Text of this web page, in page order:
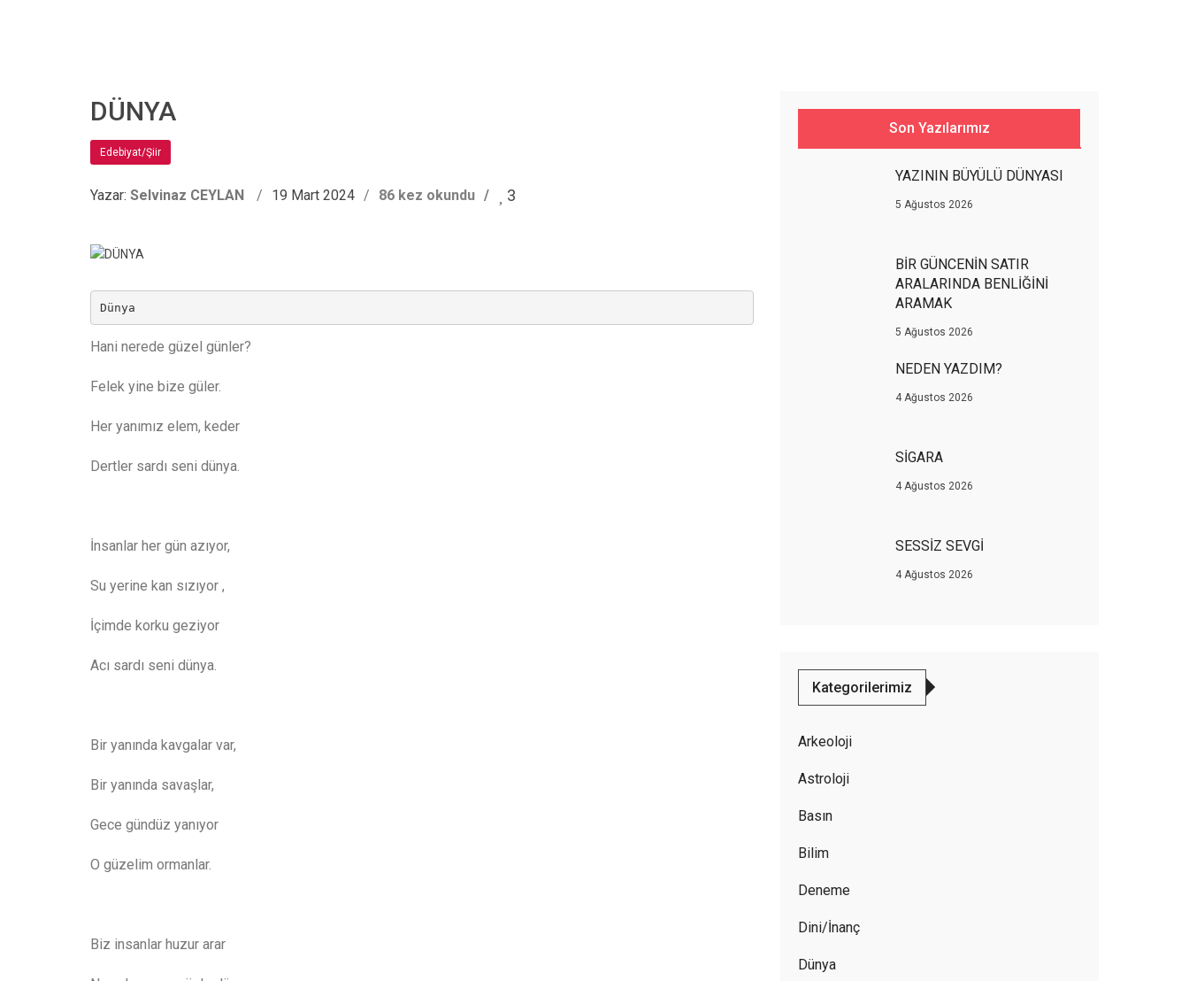
DÜNYA
Edebiyat/Şiir
Yazar: Selvinaz CEYLAN 19 Mart 2024 86 kez okundu 3
Dünya
Hani nerede güzel günler?
Felek yine bize güler.
Her yanımız elem, keder
Dertler sardı seni dünya.
İnsanlar her gün azıyor,
Su yerine kan sızıyor ,
İçimde korku geziyor
Acı sardı seni dünya.
Bir yanında kavgalar var,
Bir yanında savaşlar,
Gece gündüz yanıyor
O güzelim ormanlar.
Biz insanlar huzur arar
Son Yazılarımız
YAZININ BÜYÜLÜ DÜNYASI
5 Ağustos 2026
BİR GÜNCENİN SATIR
ARALARINDA BENLİĞİNİ
ARAMAK
5 Ağustos 2026
NEDEN YAZDIM?
4 Ağustos 2026
SİGARA
4 Ağustos 2026
SESSİZ SEVGİ
4 Ağustos 2026
Kategorilerimiz
Arkeoloji
Astroloji
Basın
Bilim
Deneme
Dini/İnanç
Dünya